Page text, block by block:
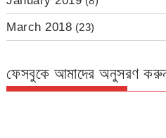
March 2018 (23)
ফেসবুকে আমাদের অনুসরণ